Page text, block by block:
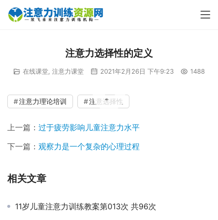
注意力选择性的定义
在线课堂 注意力课堂 2021年2月26日 下午9:23 1488
注意力理论培训
注意选择性
上一篇： 过于疲劳影响儿童注意力水平
下一篇： 观察力是一个复杂的心理过程
相关文章
11岁儿童注意力训练教案第013次 共96次